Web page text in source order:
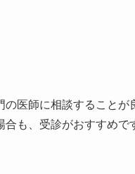
医師に相談することが
も、受診がおすすめで